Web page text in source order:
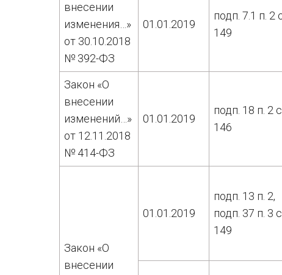
внесении
изменения…»
от 30.10.2018
№ 392-ФЗ
01.01.2019
подп. 7.1 п. 2
149
Закон «О
внесении
изменений…»
от 12.11.2018
№ 414-ФЗ
01.01.2019
подп. 18 п. 2
146
Закон «О
внесении
01.01.2019
подп. 13 п. 2,
подп. 37 п. 3
149